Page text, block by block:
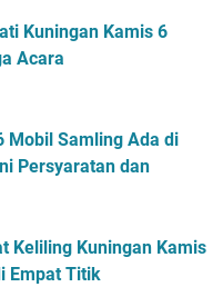
Kuningan Kamis 6
Acara
Mobil Samling Ada di
Persyaratan dan
Keliling Kuningan Kamis
Empat Titik